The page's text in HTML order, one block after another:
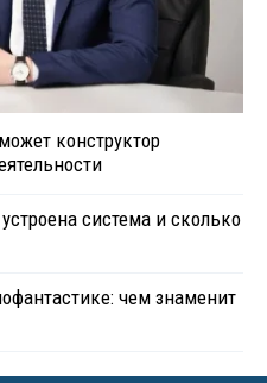
конструктор
система и сколько
чем знаменит